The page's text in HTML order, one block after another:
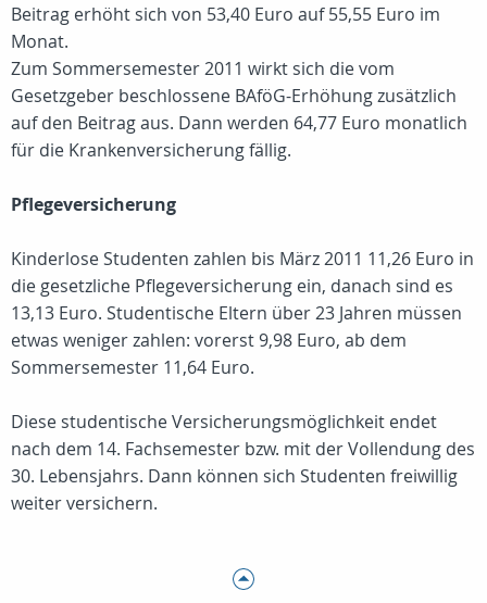
Beitrag erhöht sich von 53,40 Euro auf 55,55 Euro im
Monat.
Zum Sommersemester 2011 wirkt sich die vom
Gesetzgeber beschlossene BAföG-Erhöhung zusätzlich
auf den Beitrag aus. Dann werden 64,77 Euro monatlich
für die Krankenversicherung fällig.
Pflegeversicherung
Kinderlose Studenten zahlen bis März 2011 11,26 Euro in
die gesetzliche Pflegeversicherung ein, danach sind es
13,13 Euro. Studentische Eltern über 23 Jahren müssen
etwas weniger zahlen: vorerst 9,98 Euro, ab dem
Sommersemester 11,64 Euro.
Diese studentische Versicherungsmöglichkeit endet
nach dem 14. Fachsemester bzw. mit der Vollendung des
30. Lebensjahrs. Dann können sich Studenten freiwillig
weiter versichern.